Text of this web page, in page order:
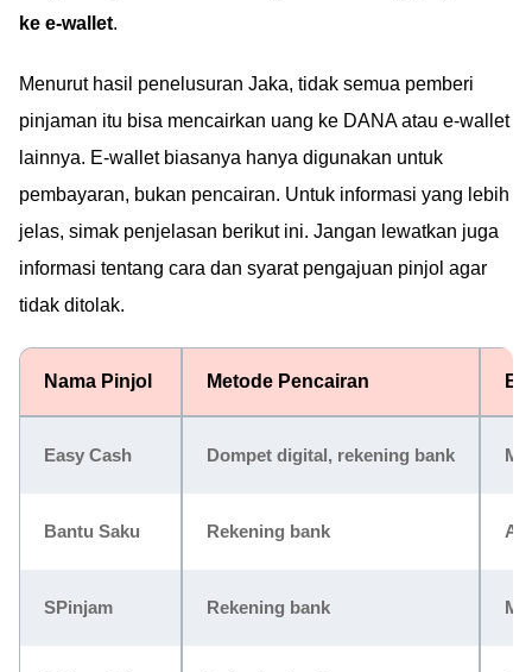
ke e-wallet.
Menurut hasil penelusuran Jaka, tidak semua pemberi
pinjaman itu bisa mencairkan uang ke DANA atau e-wallet
lainnya. E-wallet biasanya hanya digunakan untuk
pembayaran, bukan pencairan. Untuk informasi yang lebih
jelas, simak penjelasan berikut ini. Jangan lewatkan juga
informasi tentang cara dan syarat pengajuan pinjol agar
tidak ditolak.
Nama Pinjol Metode Pencairan
Easy Cash Dompet digital, rekening bank
Bantu Saku Rekening bank
SPinjam Rekening bank